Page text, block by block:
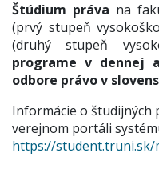
Štúdium práva na
(prvý stupeň
(druhý stupeň
programe v dennej
odbore právo v
Informácie o študijných
verejnom portáli
https://